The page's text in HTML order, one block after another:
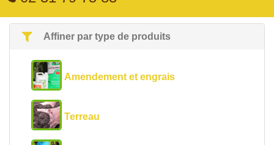
Affiner par type de produits
Amendement et engrais
Terreau